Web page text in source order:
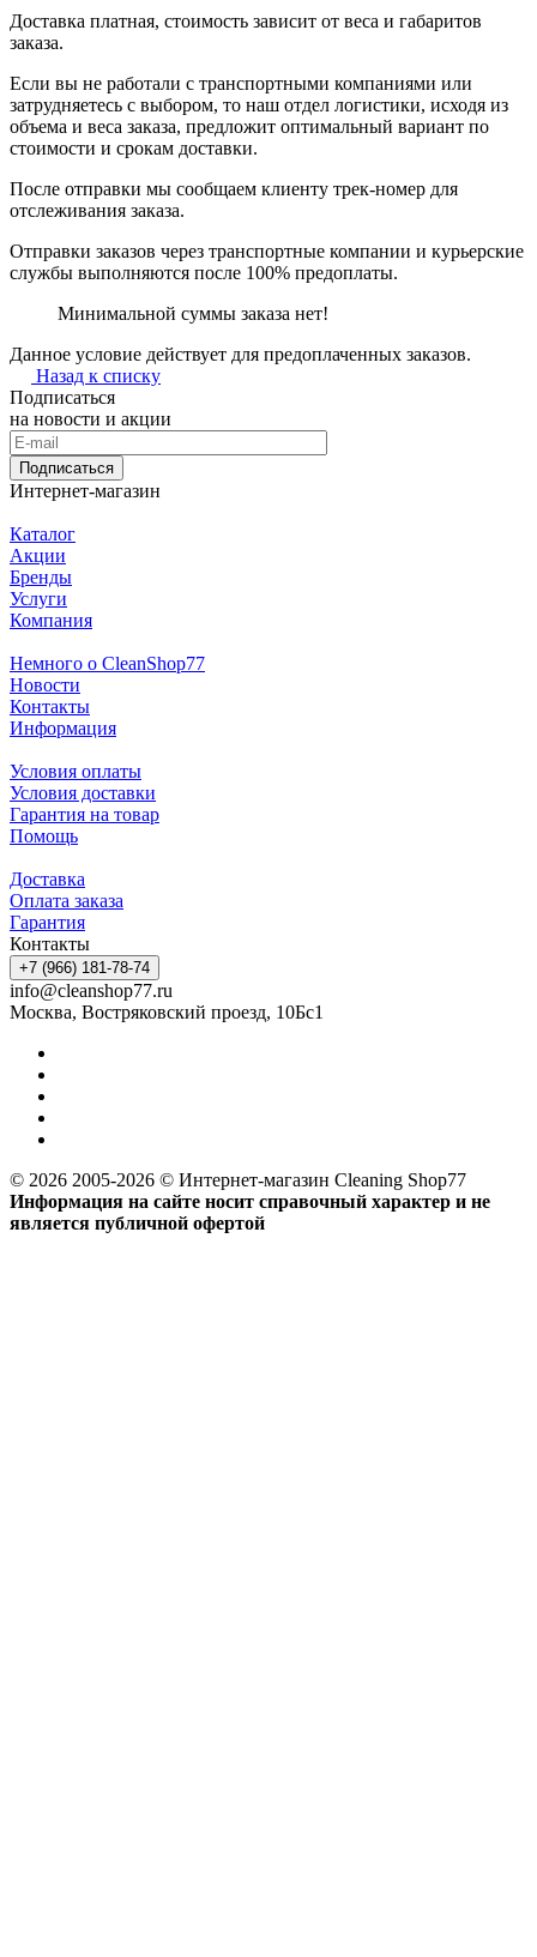
Доставка платная, стоимость зависит от веса и габаритов
заказа.
Если вы не работали с транспортными компаниями или
затрудняетесь с выбором, то наш отдел логистики, исходя из
объема и веса заказа, предложит оптимальный вариант по
стоимости и срокам доставки.
После отправки мы сообщаем клиенту трек-номер для
отслеживания заказа.
Отправки заказов через транспортные компании и курьерские
службы выполняются после 100% предоплаты.
Минимальной суммы заказа нет!
Данное условие действует для предоплаченных заказов.
Назад к списку
Подписаться
на новости и акции
Подписаться
Интернет-магазин
Каталог
Акции
Бренды
Услуги
Компания
Немного о CleanShop77
Новости
Контакты
Информация
Условия оплаты
Условия доставки
Гарантия на товар
Помощь
Доставка
Оплата заказа
Гарантия
Контакты
+7 (966) 181-78-74
info@cleanshop77.ru
Москва, Востряковский проезд, 10Бс1
© 2026 2005-2026 © Интернет-магазин Cleaning Shop77
Информация на сайте носит справочный характер и не
является публичной офертой